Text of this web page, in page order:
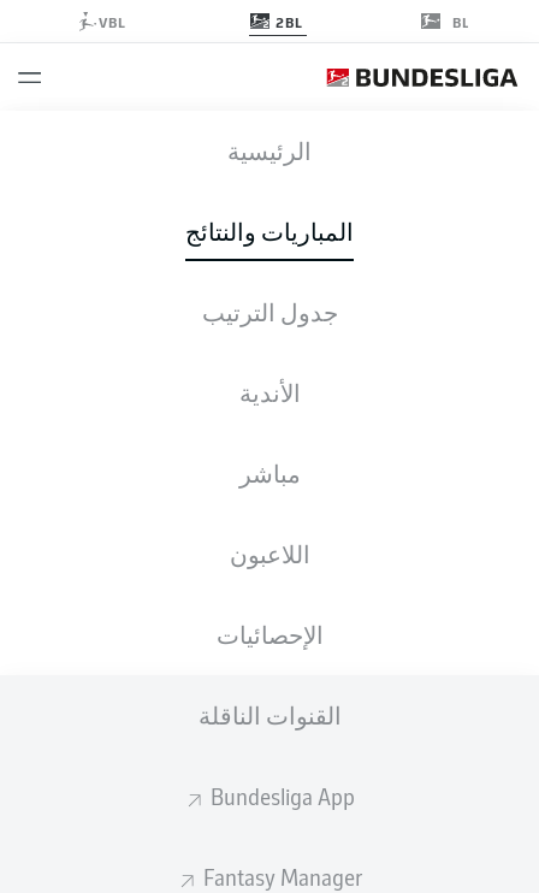
BL
2BL
VBL
الرئيسية
المباريات والنتائج
جدول الترتيب
الأندية
مباشر
اللاعبون
الإحصائيات
القنوات الناقلة
Bundesliga App
Fantasy Manager
الأخبار التشكيلات الإحصائيات
انطلاق المباراة.